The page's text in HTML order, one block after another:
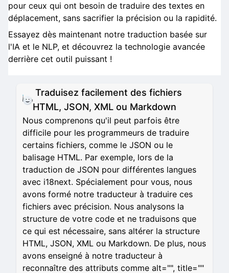
pour ceux qui ont besoin de traduire des textes en
déplacement, sans sacrifier la précision ou la rapidité.
Essayez dès maintenant notre traduction basée sur
l'IA et le NLP, et découvrez la technologie avancée
derrière cet outil puissant !
Traduisez facilement des fichiers
HTML, JSON, XML ou Markdown
Nous comprenons qu'il peut parfois être
difficile pour les programmeurs de traduire
certains fichiers, comme le JSON ou le
balisage HTML. Par exemple, lors de la
traduction de JSON pour différentes langues
avec i18next. Spécialement pour vous, nous
avons formé notre traducteur à traduire ces
fichiers avec précision. Nous analysons la
structure de votre code et ne traduisons que
ce qui est nécessaire, sans altérer la structure
HTML, JSON, XML ou Markdown. De plus, nous
avons enseigné à notre traducteur à
reconnaître des attributs comme alt="", title=""